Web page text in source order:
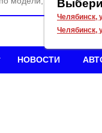
НОВОСТИ
Челябинск,
Челябинск,